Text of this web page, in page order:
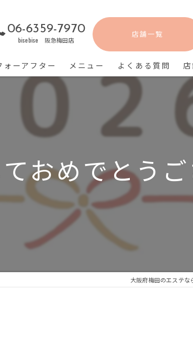
06-6359-7970
bisebise 阪急梅田店
店舗一覧
ォーアフター メニュー よくある質問
おめでとう
大阪府梅田のエステな